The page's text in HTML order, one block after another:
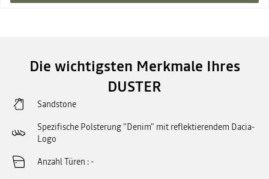
Die wichtigsten Merkmale Ihres
DUSTER
Sandstone
Spezifische Polsterung "Denim" mit reflektierendem Dacia-
Logo
Anzahl Türen -